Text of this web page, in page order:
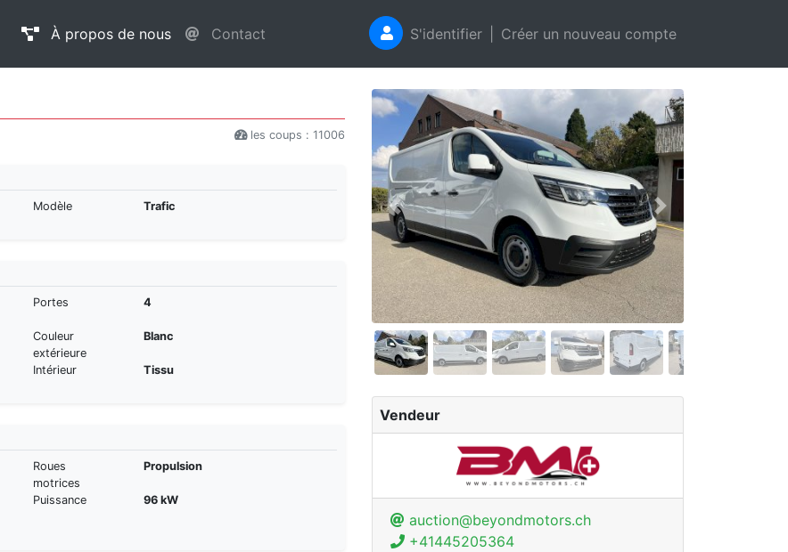
À propos de nous Contact S'identifier Créer un nouveau compte
Précédent Suivant
Vendeur
auction@beyondmotors.ch
+41445205364
les coups : 11006
Modèle
Trafic
Portes 4
Couleur
extérieure
Blanc
Intérieur Tissu
Roues
motrices
Propulsion
Puissance 96 kW